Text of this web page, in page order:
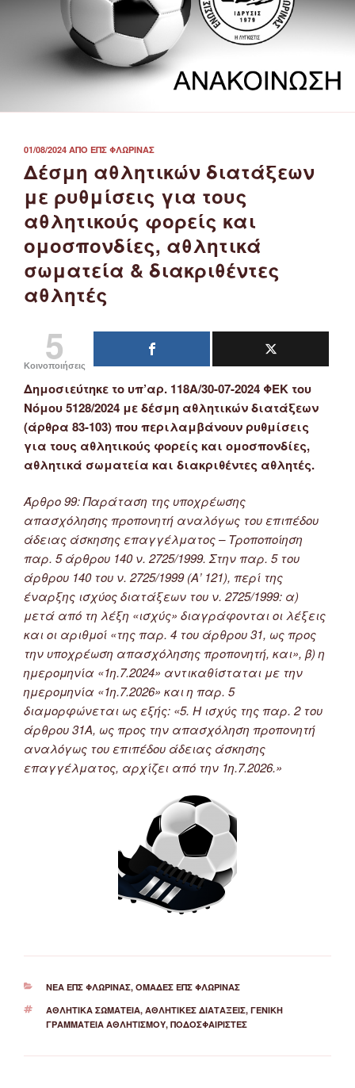
ΔΗΜΟΣΙΕΎΤΗΚΕ
01/08/2024 ΑΠΌ ΕΠΣ ΦΛΏΡΙΝΑΣ
Δέσμη αθλητικών διατάξεων
με ρυθμίσεις για τους
αθλητικούς φορείς και
ομοσπονδίες, αθλητικά
σωματεία & διακριθέντες
αθλητές
5
Κοινοποιήσεις
Δημοσιεύτηκε το υπ’αρ. 118Α/30-07-2024 ΦΕΚ του
Νόμου 5128/2024 με δέσμη αθλητικών διατάξεων
(άρθρα 83-103) που περιλαμβάνουν ρυθμίσεις
για τους αθλητικούς φορείς και ομοσπονδίες,
αθλητικά σωματεία και διακριθέντες αθλητές.
Άρθρο 99: Παράταση της υποχρέωσης
απασχόλησης προπονητή αναλόγως του επιπέδου
άδειας άσκησης επαγγέλματος – Τροποποίηση
παρ. 5 άρθρου 140 ν. 2725/1999. Στην παρ. 5 του
άρθρου 140 του ν. 2725/1999 (Α’ 121), περί της
έναρξης ισχύος διατάξεων του ν. 2725/1999: α)
μετά από τη λέξη «ισχύς» διαγράφονται οι λέξεις
και οι αριθμοί «της παρ. 4 του άρθρου 31, ως προς
την υποχρέωση απασχόλησης προπονητή, και», β) η
ημερομηνία «1η.7.2024» αντικαθίσταται με την
ημερομηνία «1η.7.2026» και η παρ. 5
διαμορφώνεται ως εξής: «5. Η ισχύς της παρ. 2 του
άρθρου 31Α, ως προς την απασχόληση προπονητή
αναλόγως του επιπέδου άδειας άσκησης
επαγγέλματος, αρχίζει από την 1η.7.2026.»
ΚΑΤΗΓΟΡΊΕΣ
ΝΈΑ ΕΠΣ ΦΛΏΡΙΝΑΣ, ΟΜΆΔΕΣ ΕΠΣ ΦΛΏΡΙΝΑΣ
ΕΤΙΚΈΤΕΣ
ΑΘΛΗΤΙΚΆ ΣΩΜΑΤΕΊΑ, ΑΘΛΗΤΙΚΈΣ ΔΙΑΤΆΞΕΙΣ, ΓΕΝΙΚΉ
ΓΡΑΜΜΑΤΕΊΑ ΑΘΛΗΤΙΣΜΟΎ, ΠΟΔΟΣΦΑΙΡΙΣΤΈΣ